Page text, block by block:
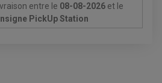
entre le 08-08-2026 et le
PickUp Station